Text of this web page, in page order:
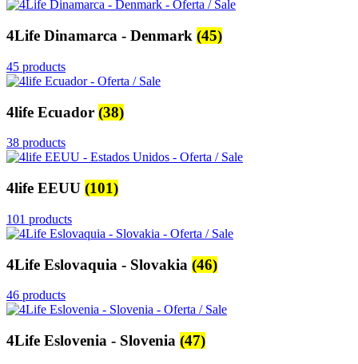
4Life Dinamarca - Denmark (45)
45 products
4life Ecuador (38)
38 products
4life EEUU (101)
101 products
4Life Eslovaquia - Slovakia (46)
46 products
4Life Eslovenia - Slovenia (47)